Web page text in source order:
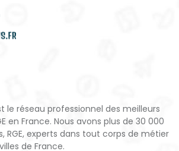
le réseau professionnel des meilleurs
en France. Nous avons plus de 30 000
RGE, experts dans tout corps de métier
de France.